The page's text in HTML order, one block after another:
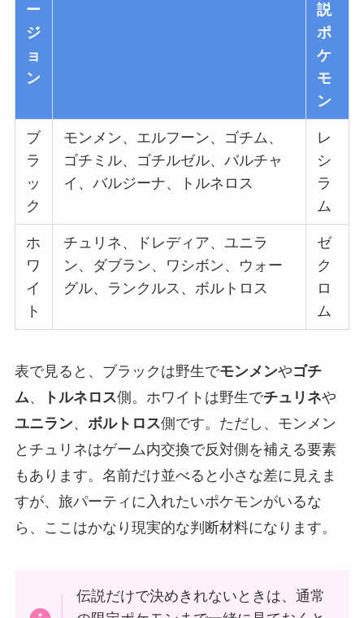
ー
ジ
ョ
ン
説
ポ
ケ
モ
ン
ブ
ラ
ッ
ク
モンメン、エルフーン、ゴチム、
ゴチミル、ゴチルゼル、バルチャ
イ、バルジーナ、トルネロス
レ
シ
ラ
ム
ホ
ワ
イ
ト
チュリネ、ドレディア、ユニラ
ン、ダブラン、ワシボン、ウォー
グル、ランクルス、ボルトロス
ゼ
ク
ロ
ム
表で見ると、ブラックは野生でモンメンやゴチ
ム、 トルネロス側。ホワイトは野生でチュリネや
ユニラン、 ボルトロス側です。ただし、モンメン
とチュリネはゲーム内交換で反対側を補える要素
もあります。名前だけ並べると小さな差に見えま
すが、旅パーティに入れたいポケモンがいるな
ら、ここはかなり現実的な判断材料になります。
伝説だけで決めきれないときは、通常